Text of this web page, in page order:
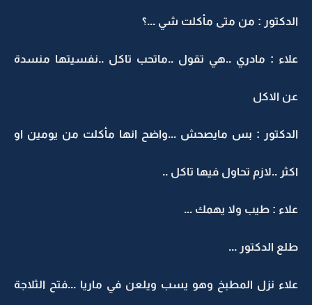
الدكتور : من متى مأكلت شي ...؟
علاء : مادري ..هي تقول ..ماتحب تاكل ..نفسيتها منسدة
عن الاكل
الدكتور : بس مايصحش ...واضح انها مأكلت من يومين او
اكثر ..لازم تحاول فيها تاكل ..
علاء : طيب ولا يهمك ...
طلع الدكتور ...
علاء نزل المطبخ وهو يسب ويلعن في ماريا ...فتح الثلاجة